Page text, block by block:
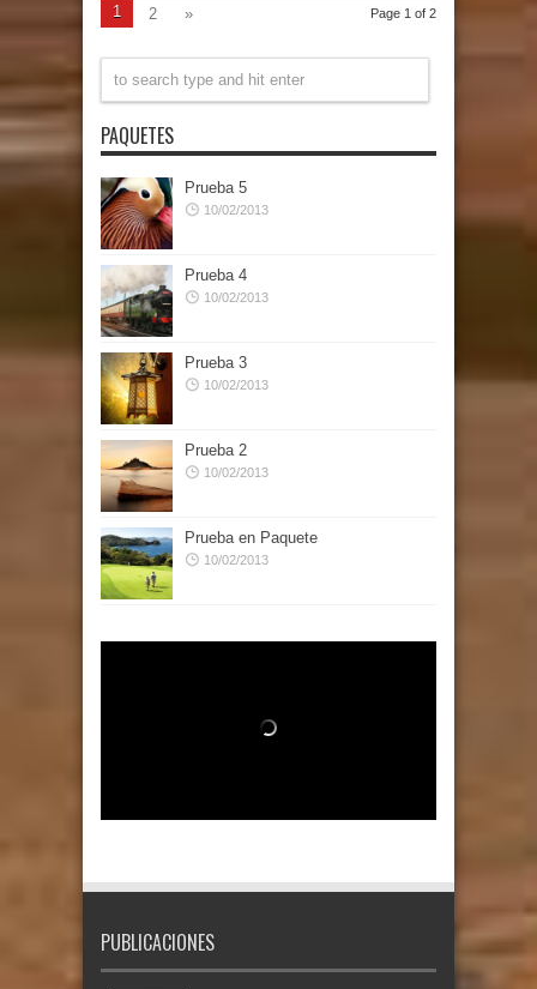
Page 1 of 2
1 2 »
PAQUETES
Prueba 5
10/02/2013
Prueba 4
10/02/2013
Prueba 3
10/02/2013
Prueba 2
10/02/2013
Prueba en Paquete
10/02/2013
PUBLICACIONES